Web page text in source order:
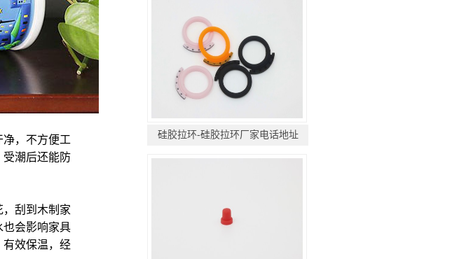
，不方便工
受潮后还能防
刮到木制家
也会影响家具
有效保温，经
硅胶拉环-硅胶拉环厂家电话地址